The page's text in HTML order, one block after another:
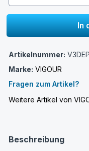
In
Artikelnummer:
Marke: VIGOUR
Fragen zum Artikel?
Weitere Artikel von
Beschreibung